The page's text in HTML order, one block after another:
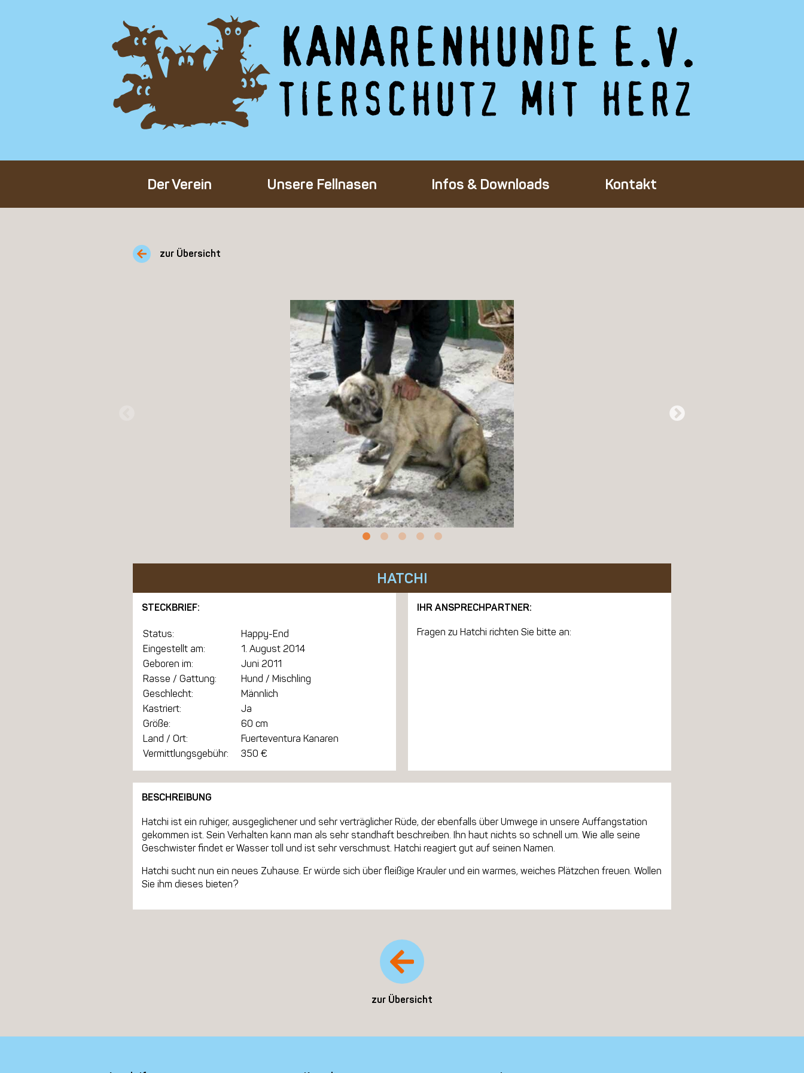
Der Verein
Über den Verein
Unser Team
Unsere Fellnasen
Alle Hunde
Infos & Downloads
Adoption eines Tieres
Pflegestelle
Mitgliedschaft
Spenden
Kontakt
zur Übersicht
HATCHI
STECKBRIEF:
Status:
Happy-End
Eingestellt am:
1. August 2014
Geboren im:
Juni 2011
Rasse / Gattung:
Hund / Mischling
Geschlecht:
Männlich
Kastriert:
Ja
Größe:
60 cm
Land / Ort:
Fuerteventura Kanaren
Vermittlungsgebühr:
350 €
IHR ANSPRECHPARTNER:
Fragen zu Hatchi richten Sie bitte an:
BESCHREIBUNG
Hatchi ist ein ruhiger, ausgeglichener und sehr verträglicher Rüde, der ebenfalls über Umwege in unsere Auffangstation
gekommen ist. Sein Verhalten kann man als sehr standhaft beschreiben. Ihn haut nichts so schnell um. Wie alle seine
Geschwister findet er Wasser toll und ist sehr verschmust. Hatchi reagiert gut auf seinen Namen.
Hatchi sucht nun ein neues Zuhause. Er würde sich über fleißige Krauler und ein warmes, weiches Plätzchen freuen. Wollen
Sie ihm dieses bieten?
zur Übersicht